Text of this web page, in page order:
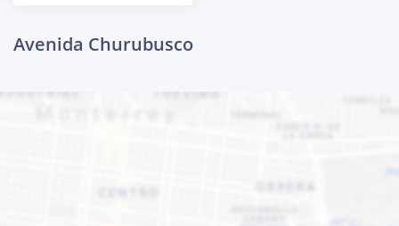
Avenida Churubusco